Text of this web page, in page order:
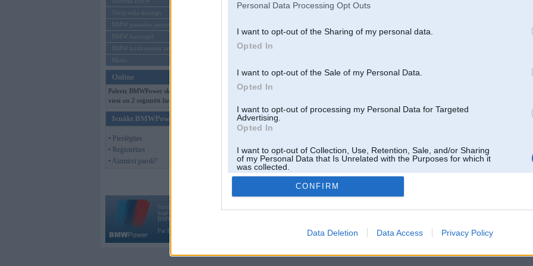
Personal Data Processing Opt Outs
I want to opt-out of the Sharing of my personal data.
Opted In
I want to opt-out of the Sale of my Personal Data.
Opted In
I want to opt-out of processing my Personal Data for Targeted
Advertising.
Opted In
I want to opt-out of Collection, Use, Retention, Sale, and/or Sharing
of my Personal Data that Is Unrelated with the Purposes for which it
was collected.
Opted Out
CONFIRM
Data Deletion Data Access Privacy Policy
Sērijveida tūnings
BMW pasaules jaunumi
BMW koncepti
BMW konkurentu jaunumi
Moto
Online
Pašreiz BMWPower skatās 176
viesi un 2 reģistrēti lietotāji.
Ienākt BMWPower
• Pieslēgties
• Reģistrēties
• Aizmirsi paroli?
Vortāls BMWPower.lv darbojas
kopš 2002. gada 14. maija. Tas nav auto klubs un nav saistīts ar
BMW AG.
Par BMWPower